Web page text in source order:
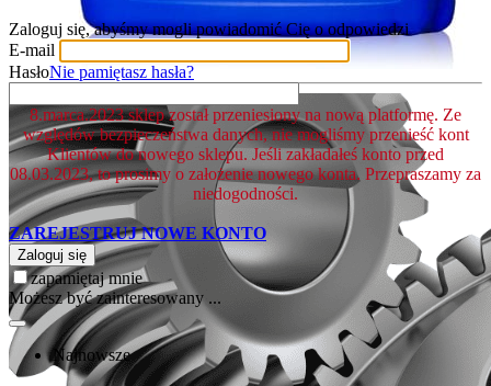
Zaloguj się, abyśmy mogli powiadomić Cię o odpowiedzi
E-mail
HasłoNie pamiętasz hasła?
8.marca.2023 sklep został przeniesiony na nową platformę. Ze
względów bezpieczeństwa danych, nie mogliśmy przenieść kont
Klientów do nowego sklepu. Jeśli zakładałeś konto przed
08.03.2023, to prosimy o założenie nowego konta. Przepraszamy za
niedogodności.
ZAREJESTRUJ NOWE KONTO
Zaloguj się
zapamiętaj mnie
Możesz być zainteresowany ...
Najnowsze